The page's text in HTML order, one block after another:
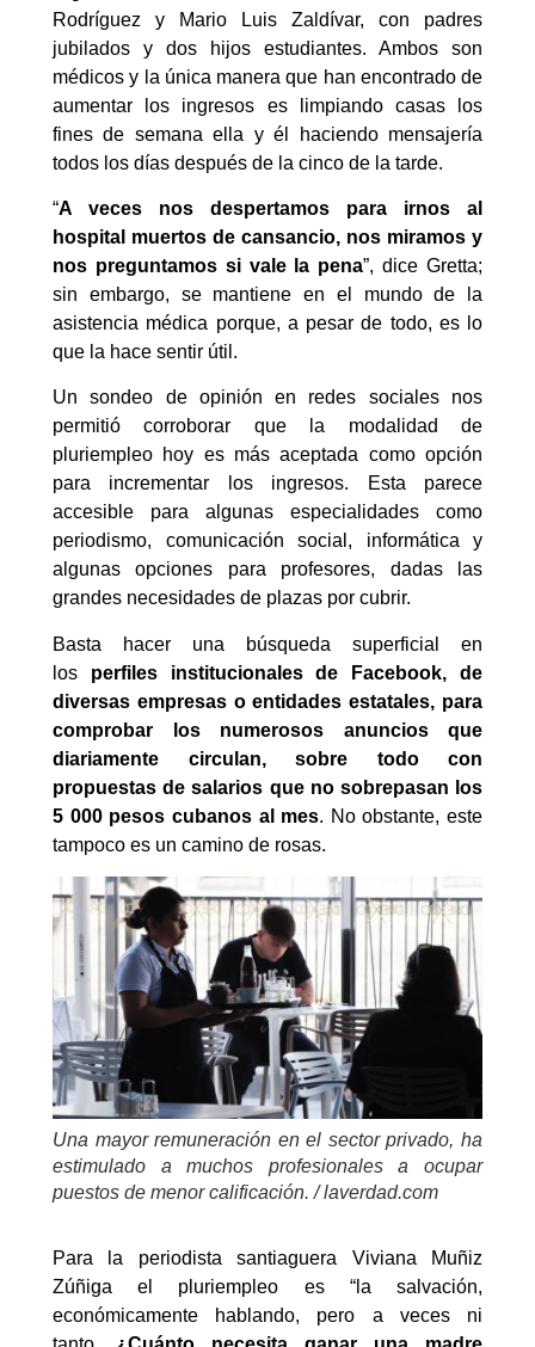
Rodríguez y Mario Luis Zaldívar, con padres
jubilados y dos hijos estudiantes. Ambos son
médicos y la única manera que han encontrado de
aumentar los ingresos es limpiando casas los
fines de semana ella y él haciendo mensajería
todos los días después de la cinco de la tarde.
“A veces nos despertamos para irnos al
hospital muertos de cansancio, nos miramos y
nos preguntamos si vale la pena”, dice Gretta;
sin embargo, se mantiene en el mundo de la
asistencia médica porque, a pesar de todo, es lo
que la hace sentir útil.
Un sondeo de opinión en redes sociales nos
permitió corroborar que la modalidad de
pluriempleo hoy es más aceptada como opción
para incrementar los ingresos. Esta parece
accesible para algunas especialidades como
periodismo, comunicación social, informática y
algunas opciones para profesores, dadas las
grandes necesidades de plazas por cubrir.
Basta hacer una búsqueda superficial en
los perfiles institucionales de
Facebook, de
diversas empresas o entidades estatales, para
comprobar los numerosos anuncios que
diariamente circulan, sobre todo con
propuestas de salarios que no sobrepasan los
5 000 pesos cubanos al mes. No obstante, este
tampoco es un camino de rosas.
Una mayor remuneración en el sector privado, ha
estimulado a muchos profesionales a ocupar
puestos de menor calificación. / laverdad.com
Para la periodista santiaguera Viviana Muñiz
Zúñiga el pluriempleo es “la salvación,
económicamente hablando, pero a veces ni